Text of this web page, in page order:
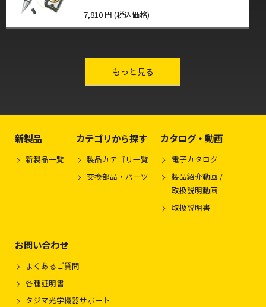
7,810 円 (税込価格)
もっと見る
新製品
新製品一覧
カテゴリから探す
製品カテゴリ一覧
交換部品・パーツ
カタログ・動画
電子カタログ
製品紹介動画 /
取扱説明動画
取扱説明書
お問い合わせ
よくあるご質問
各種証明書
タジマ光学機器サポート